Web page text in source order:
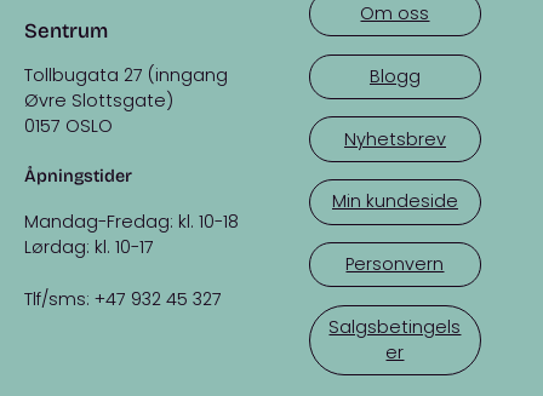
Sentrum
Tollbugata 27 (inngang
Øvre Slottsgate)
0157 OSLO
Åpningstider
Mandag-Fredag: kl. 10-18
Lørdag: kl. 10-17
Tlf/sms: +47 932 45 327
Om oss
Blogg
Nyhetsbrev
Min kundeside
Personvern
Salgsbetingels
er